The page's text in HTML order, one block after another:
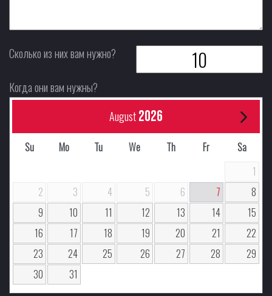
Сколько из них вам нужно?
Когда они вам нужны?
August2026
Su Mo Tu We Th Fr
Sa
1
2
3 4 5 6 7
8
9
10 11 12 13 14
15
16
17 18 19 20 21
22
23
24 25 26 27 28
29
30
31